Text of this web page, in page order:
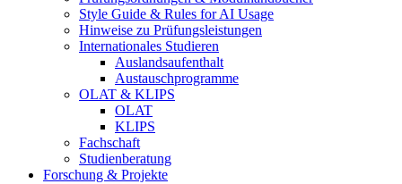
Style Guide & Rules for AI Usage
Hinweise zu Prüfungsleistungen
Internationales Studieren
Auslandsaufenthalt
Austauschprogramme
OLAT & KLIPS
OLAT
KLIPS
Fachschaft
Studienberatung
Forschung & Projekte